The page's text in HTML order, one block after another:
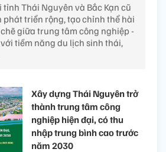
Thái Nguyên và Bắc Kạn cũ
phát triển rộng, tạo chỉnh thể hài
giữa trung tâm công nghiệp -
tiềm năng du lịch sinh thái,
Xây dựng Thái Nguyên trở
thành trung tâm công
nghiệp hiện đại, có thu
nhập trung bình cao trước
năm 2030